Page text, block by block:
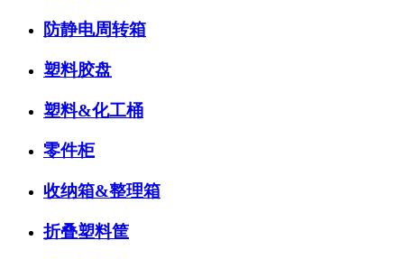
防静电周转箱
塑料胶盘
塑料&化工桶
零件柜
收纳箱&整理箱
折叠塑料筐